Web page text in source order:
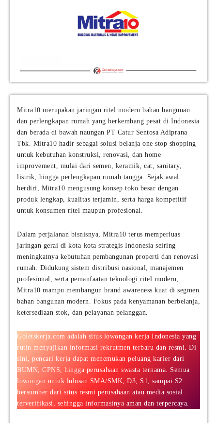
Mitra10 merupakan jaringan ritel modern bahan bangunan
dan perlengkapan rumah yang berkembang pesat di Indonesia
dan berada di bawah naungan PT Catur Sentosa Adiprana
Tbk. Mitra10 hadir sebagai solusi belanja one stop shopping
untuk kebutuhan konstruksi, renovasi, dan home
improvement, mulai dari semen, keramik, cat, sanitary,
listrik, hingga perlengkapan rumah tangga. Sejak awal
berdiri, Mitra10 mengusung konsep toko besar dengan
produk lengkap, kualitas terjamin, serta harga kompetitif
untuk konsumen ritel maupun profesional.
Dalam perjalanan bisnisnya, Mitra10 terus memperluas
jaringan gerai di kota-kota strategis Indonesia seiring
meningkatnya kebutuhan pembangunan properti dan renovasi
rumah. Didukung sistem distribusi nasional, manajemen
profesional, serta pemanfaatan teknologi ritel modern,
Mitra10 mampu membangun brand awareness kuat di segmen
bahan bangunan modern. Fokus pada kenyamanan berbelanja,
ketersediaan stok, dan pelayanan pelanggan.
Goletskerja.com adalah situs lowongan kerja Indonesia yang
rutin menyajikan informasi rekrutmen terbaru dan resmi. Di
sini, pencari kerja dapat menemukan peluang karier dari
BUMN, CPNS, hingga perusahaan swasta ternama. Semua
lowongan untuk lulusan SMA/SMK, D3, S1, sampai S2
bersumber dari situs resmi perusahaan atau media sosial
terverifikasi, sehingga informasinya aman dan terpercaya.